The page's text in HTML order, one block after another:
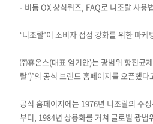
- 비듬 OX 상식퀴즈, FAQ로 니조랄 사용
‘니조랄’이 소비자 접점 강화를 위한 마
㈜휴온스(대표 엄기안)는 광범위 항진균
랄’)’의 공식 브랜드 홈페이지를 오픈했
공식 홈페이지에는 1976년 니조랄의 주
부터, 1984년 상용화를 거쳐 글로벌 광범